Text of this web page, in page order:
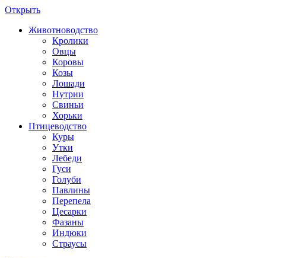
Открыть
Животноводство
Кролики
Овцы
Коровы
Козы
Лошади
Нутрии
Свиньи
Хорьки
Птицеводство
Куры
Утки
Лебеди
Гуси
Голуби
Павлины
Перепела
Цесарки
Фазаны
Индюки
Страусы